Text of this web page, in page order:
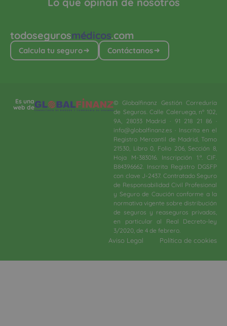
todosegurosmédicos.com
Calcula tu seguro Contáctanos
Es una
web de
© Globalfinanz Gestión Correduría
de Seguros. Calle Caleruega, nº 102,
9A, 28033 Madrid · 91 218 21 86 ·
info@globalfinanz.es · Inscrita en el
Registro Mercantil de Madrid, Tomo
21530, Libro 0, Folio 206, Sección 8,
Hoja M-383016. Inscripción 1.ª. CIF.
B84396662. Inscrita Registro DGSFP
con clave J-2437. Contratado Seguro
de Responsabilidad Civil Profesional
y Seguro de Caución conforme a la
normativa vigente sobre distribución
de seguros y reaseguros privados,
en particular al Real Decreto-ley
3/2020, de 4 de febrero.​
Aviso Legal Política de cookies